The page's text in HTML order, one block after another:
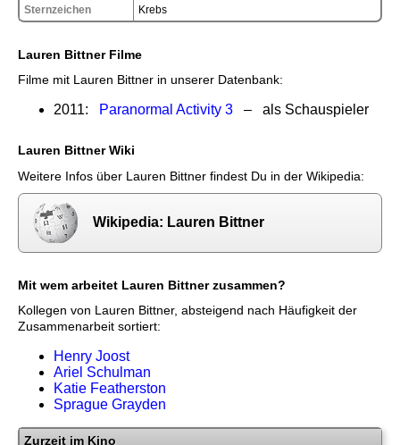
Sternzeichen
Krebs
Lauren Bittner Filme
Filme mit Lauren Bittner in unserer Datenbank:
2011: Paranormal Activity 3 – als Schauspieler
Lauren Bittner Wiki
Weitere Infos über Lauren Bittner findest Du in der Wikipedia:
Wikipedia: Lauren Bittner
Mit wem arbeitet Lauren Bittner zusammen?
Kollegen von Lauren Bittner, absteigend nach Häufigkeit der
Zusammenarbeit sortiert:
Henry Joost
Ariel Schulman
Katie Featherston
Sprague Grayden
Zurzeit im Kino